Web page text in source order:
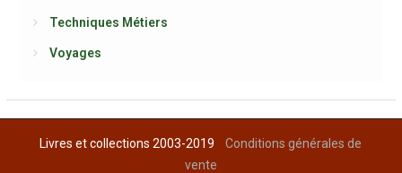
Techniques Métiers
Voyages
Livres et collections 2003-2019Conditions générales de
vente